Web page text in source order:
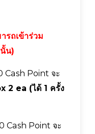
รถเข้าร่วม
น)
Cash Point จะ
2 ea (ได้ 1 ครั้ง
Cash Point จะ